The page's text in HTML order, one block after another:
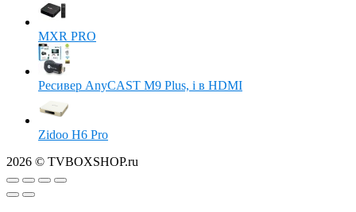
MXR PRO
Ресивер AnyCAST M9 Plus, i в HDMI
Zidoo H6 Pro
2026 © TVBOXSHOP.ru